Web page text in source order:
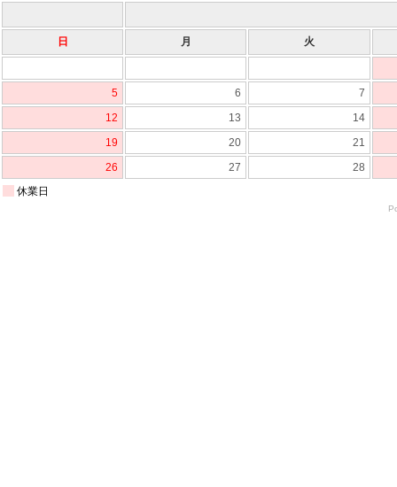
日 月 火
5 6
7
12
13
14
19
20
21
26
27
28
休業日